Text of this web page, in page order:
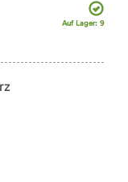
Auf Lager: 9